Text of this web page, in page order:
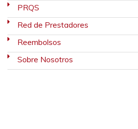
PRQS
Red de Prestadores
Reembolsos
Sobre Nosotros